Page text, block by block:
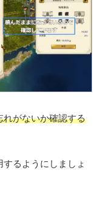
れがないか確認する
るようにしましょ